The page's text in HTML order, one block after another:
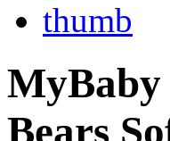
MyBaby
Bears